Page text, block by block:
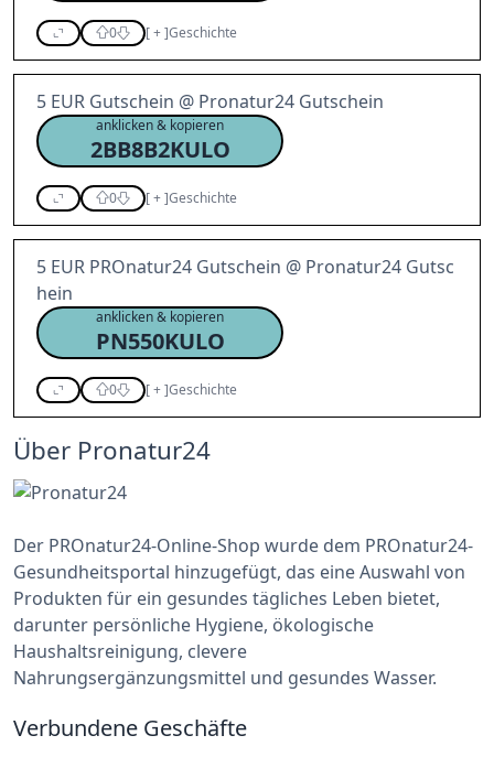
0 [+]Geschichte
5 EUR Gutschein @ Pronatur24 Gutschein
anklicken & kopieren
2BB8B2KULO
0 [+]Geschichte
5 EUR PROnatur24 Gutschein @ Pronatur24 Gutsc
hein
anklicken & kopieren
PN550KULO
0 [+]Geschichte
Über Pronatur24
Der PROnatur24-Online-Shop wurde dem PROnatur24-
Gesundheitsportal hinzugefügt, das eine Auswahl von
Produkten für ein gesundes tägliches Leben bietet,
darunter persönliche Hygiene, ökologische
Haushaltsreinigung, clevere
Nahrungsergänzungsmittel und gesundes Wasser.
Verbundene Geschäfte